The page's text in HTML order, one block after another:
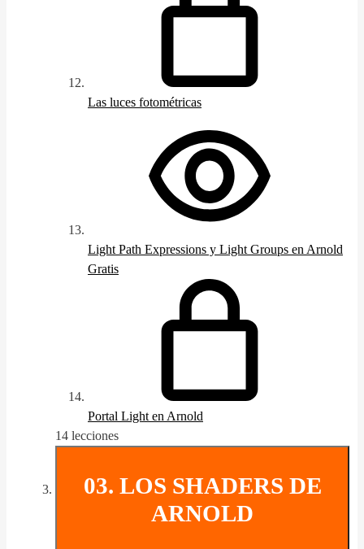
Las luces fotométricas
Light Path Expressions y Light Groups en Arnold
Gratis
Portal Light en Arnold
14 lecciones
03. LOS SHADERS DE
ARNOLD